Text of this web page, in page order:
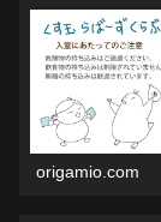
origamio.com